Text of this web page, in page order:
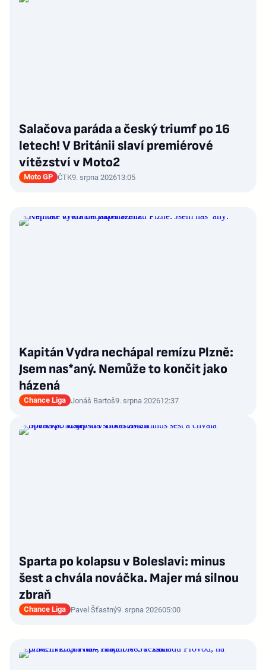
Salačova paráda a český triumf po 16
letech! V Británii slaví premiérové
vítězství v Moto2
Moto GP ČTK9. srpna 202613:05
Kapitán Vydra nechápal remízu Plzně:
Jsem nas*aný. Nemůže to končit jako
házená
Chance Liga Jonáš Bartoš9. srpna 202612:37
Sparta po kolapsu v Boleslavi: minus
šest a chvála nováčka. Majer má silnou
zbraň
Chance Liga Pavel Šťastný9. srpna 202605:00